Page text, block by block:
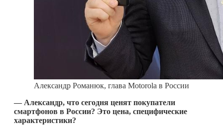
Александр Романюк, глава Motorola в России
— Александр, что сегодня ценят покупатели
смартфонов в России? Это цена, специфические
характеристики?